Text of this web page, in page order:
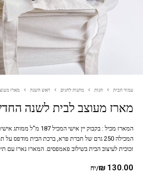
עמוד הבית חנות מתנות לחגים ראש השנה מארז
מארז מעוצב לבית לשנה
₪ 130.00 /יח
המארז מכיל : בקבוק יין אישי
המכילה 250 גרם של חברת פרא, ברכת הבית מודפס
זכוכית לעיצוב הבית בשילוב פאמפסים. המארז נארז עם